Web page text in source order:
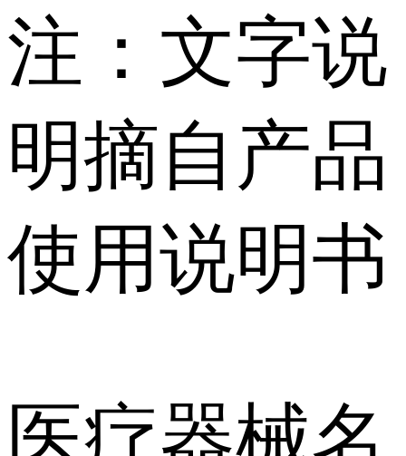
注：文字说
明摘自产品
使用说明书
医疗器械名